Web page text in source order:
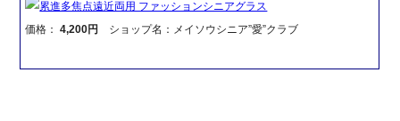
累進多焦点遠近両用 ファッションシニアグラス
価格：4,200円 ショップ名：メイソウシニア”愛”クラブ